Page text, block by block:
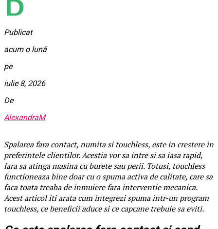
Publicat
acum o lună
pe
iulie 8, 2026
De
AlexandraM
Spalarea fara contact, numita si touchless, este in crestere in
preferintele clientilor. Acestia vor sa intre si sa iasa rapid,
fara sa atinga masina cu burete sau perii. Totusi, touchless
functioneaza bine doar cu o spuma activa de calitate, care sa
faca toata treaba de inmuiere fara interventie mecanica.
Acest articol iti arata cum integrezi spuma intr-un program
touchless, ce beneficii aduce si ce capcane trebuie sa eviti.